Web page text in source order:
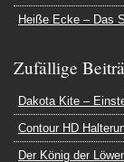
Heiße Ecke – Das
Zufällige
Dakota Kite –
Contour HD
Der König der